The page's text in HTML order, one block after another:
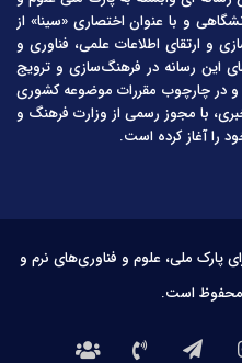
و با عنوان اختصاری «سینا» از
آگاه سازی و ارتقای اطلاعات علمی، فناوری و
این رسانه در فرهنگ‌سازی و ترویج
و در چارچوب مقررات موضوعه کشوری
با مجوز رسمی از وزارت فرهنگ و
پارک ملی، علوم و فناوری‌های نرم و
محفوظ است.
اینستاگرامتلگرامتماس درباره